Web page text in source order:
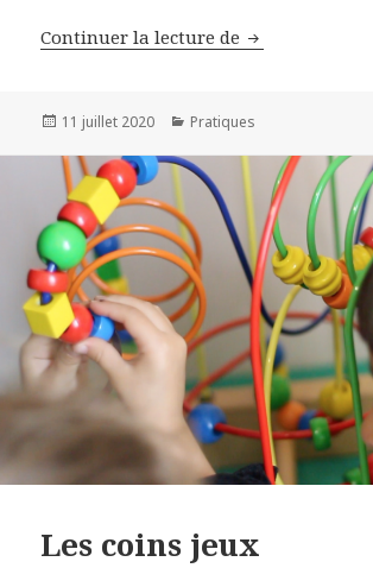
Continuer la lecture de Le brevet ?
Publié
11 juillet 2020 Catégories
Pratiques
Les coins jeux